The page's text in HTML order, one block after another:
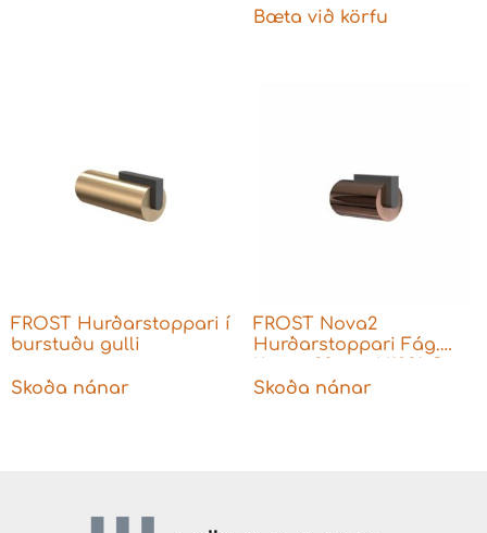
Bæta við körfu
FROST Hurðarstoppari í
burstuðu gulli
Skoða nánar
FROST Nova2
Hurðarstoppari Fág.
Skoða nánar